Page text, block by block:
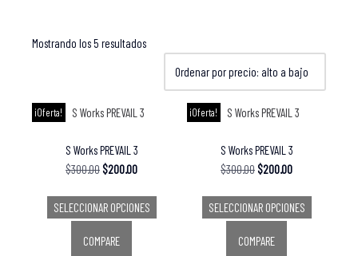
Mostrando los 5 resultados
¡Oferta!
S Works PREVAIL 3
$300.00$200.00
SELECCIONAR OPCIONES
COMPARE
¡Oferta!
S Works PREVAIL 3
$300.00$200.00
SELECCIONAR OPCIONES
COMPARE